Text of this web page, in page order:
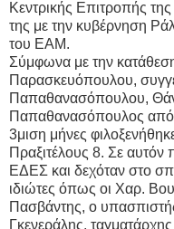
Κεντρικής Επιτροπής της
της με την κυβέρνηση
του ΕΑΜ.
Σύμφωνα με την
Παρασκευόπουλου,
Παπαθανασόπουλου,
Παπαθανασόπουλος από
3μιση μήνες
Πραξιτέλους 8. Σε
ΕΔΕΣ και δεχόταν στο
ιδιώτες όπως οι Χαρ.
Πασβάντης, ο
Γκενεράλης,